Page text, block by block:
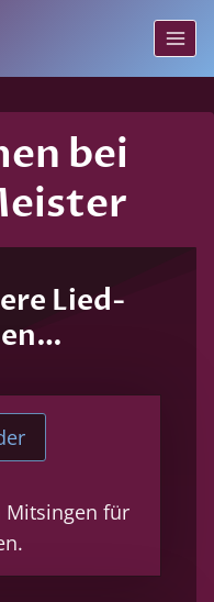
bei
Lied-
Mitsingen für